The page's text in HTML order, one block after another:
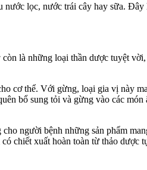
lọc, nước trái cây hay sữa.
là những loại thần dược tuyệt
cơ thể. Với gừng, loại gia vị này
bổ sung tỏi và gừng vào các
người bệnh những sản phẩm
chiết xuất hoàn toàn từ thảo dược